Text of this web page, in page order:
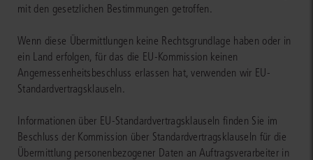
mit den gesetzlichen Bestimmungen getroffen.
Wenn diese Übermittlungen keine Rechtsgrundlage haben oder in
ein Land erfolgen, für das die EU-Kommission keinen
Angemessenheitsbeschluss erlassen hat, verwenden wir EU-
Standardvertragsklauseln.
Informationen über EU-Standardvertragsklauseln finden Sie im
Beschluss der Kommission über Standardvertragsklauseln für die
Übermittlung personenbezogener Daten an Auftragsverarbeiter in